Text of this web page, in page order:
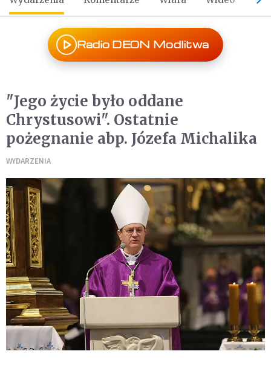
Radio DEON Modlitwa
"Jego życie było oddane
Chrystusowi". Ostatnie
pożegnanie abp. Józefa Michalika
WYDARZENIA